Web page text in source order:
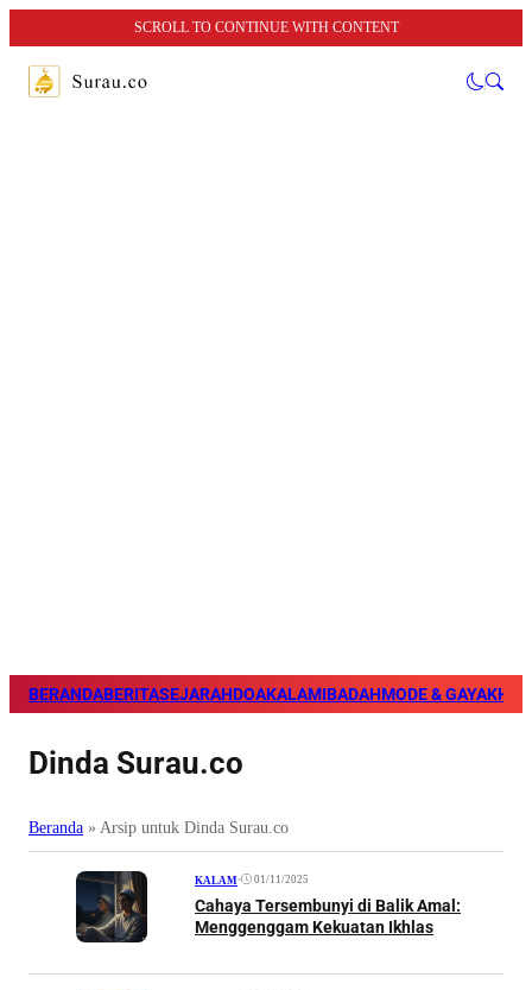
SCROLL TO CONTINUE WITH CONTENT
BERANDABERITASEJARAHDOAKALAMIBADAHMODE & GAYA
Dinda Surau.co
Beranda » Arsip untuk Dinda Surau.co
KALAM • 01/11/2025
Cahaya Tersembunyi di Balik Amal:
Menggenggam Kekuatan Ikhlas